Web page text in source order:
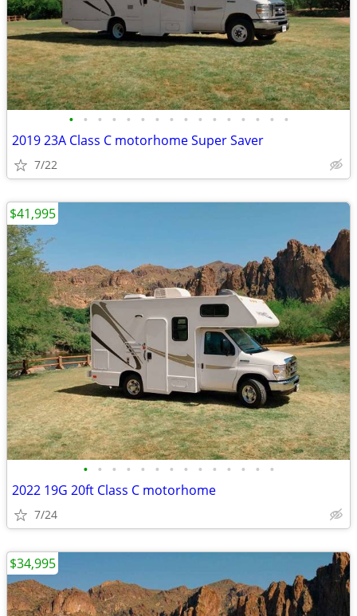
• • • • • • • • • • • • • • • •
2019 23A Class C motorhome Super Saver
7/22
• • • • • • • • • • • • • •
2022 19G 20ft Class C motorhome
7/24
$41,995
$34,995